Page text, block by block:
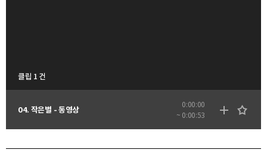
클립 1 건
04. 작은별 - 동영상
0:00:00
~ 0:00:53